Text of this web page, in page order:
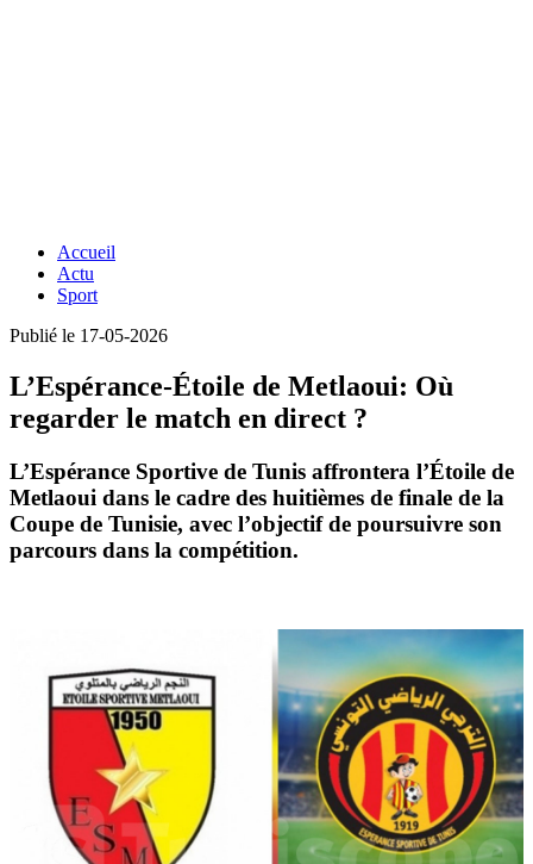
Accueil
Actu
Sport
Publié le 17-05-2026
L’Espérance-Étoile de Metlaoui: Où
regarder le match en direct ?
L’Espérance Sportive de Tunis affrontera l’Étoile de
Metlaoui dans le cadre des huitièmes de finale de la
Coupe de Tunisie, avec l’objectif de poursuivre son
parcours dans la compétition.